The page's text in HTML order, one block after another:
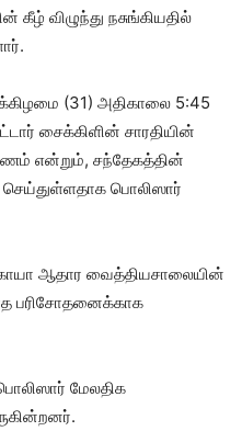
கீழ் விழுந்து நசுங்கியதில்
(31) அதிகாலை 5:45
சைக்கிளின் சாரதியின்
என்றும், சந்தேகத்தின்
செய்துள்ளதாக பொலிஸார்
ஆதார வைத்தியசாலையின்
பரிசோதனைக்காக
மேலதிக